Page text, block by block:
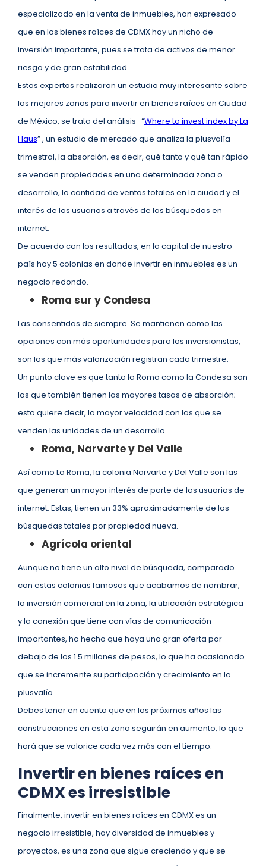
especializado en la venta de inmuebles, han expresado
que en los bienes raíces de CDMX hay un nicho de
inversión importante, pues se trata de activos de menor
riesgo y de gran estabilidad.
Estos expertos realizaron un estudio muy interesante sobre
las mejores zonas para invertir en bienes raíces en Ciudad
de México, se trata del análisis “Where to invest index by La
Haus” , un estudio de mercado que analiza la plusvalía
trimestral, la absorción, es decir, qué tanto y qué tan rápido
se venden propiedades en una determinada zona o
desarrollo, la cantidad de ventas totales en la ciudad y el
interés de los usuarios a través de las búsquedas en
internet.
De acuerdo con los resultados, en la capital de nuestro
país hay 5 colonias en donde invertir en inmuebles es un
negocio redondo.
Roma sur y Condesa
Las consentidas de siempre. Se mantienen como las
opciones con más oportunidades para los inversionistas,
son las que más valorización registran cada trimestre.
Un punto clave es que tanto la Roma como la Condesa son
las que también tienen las mayores tasas de absorción;
esto quiere decir, la mayor velocidad con las que se
venden las unidades de un desarrollo.
Roma, Narvarte y Del Valle
Así como La Roma, la colonia Narvarte y Del Valle son las
que generan un mayor interés de parte de los usuarios de
internet. Estas, tienen un 33% aproximadamente de las
búsquedas totales por propiedad nueva.
Agrícola oriental
Aunque no tiene un alto nivel de búsqueda, comparado
con estas colonias famosas que acabamos de nombrar,
la inversión comercial en la zona, la ubicación estratégica
y la conexión que tiene con vías de comunicación
importantes, ha hecho que haya una gran oferta por
debajo de los 1.5 millones de pesos, lo que ha ocasionado
que se incremente su participación y crecimiento en la
plusvalía.
Debes tener en cuenta que en los próximos años las
construcciones en esta zona seguirán en aumento, lo que
hará que se valorice cada vez más con el tiempo.
Invertir en bienes raíces en
CDMX es irresistible
Finalmente, invertir en bienes raíces en CDMX es un
negocio irresistible, hay diversidad de inmuebles y
proyectos, es una zona que sigue creciendo y que se